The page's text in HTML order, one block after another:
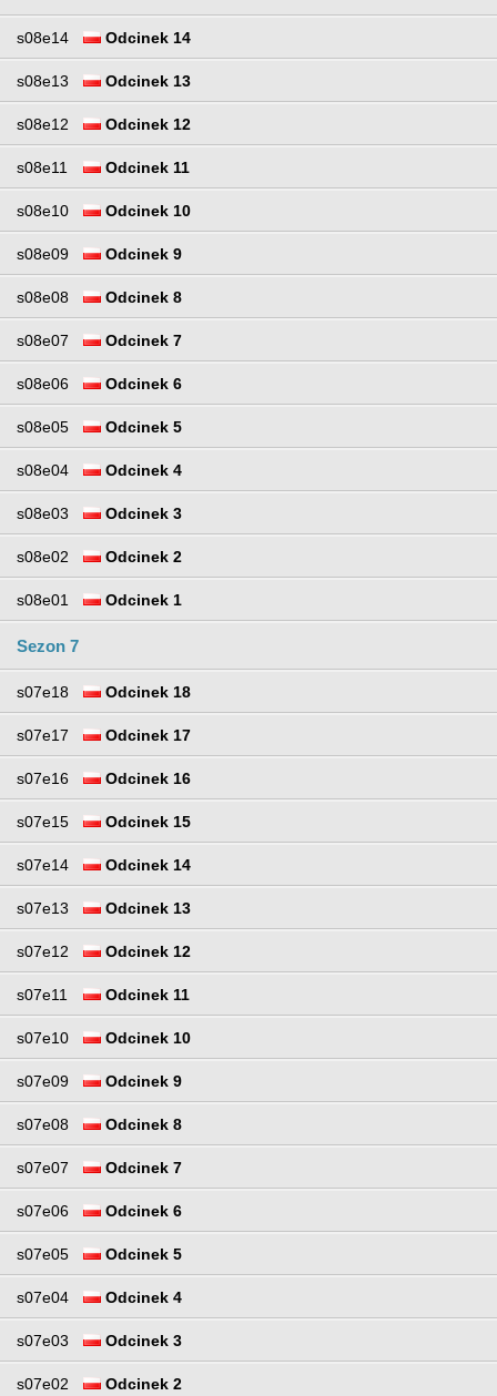
s08e14 Odcinek 14
s08e13 Odcinek 13
s08e12 Odcinek 12
s08e11 Odcinek 11
s08e10 Odcinek 10
s08e09 Odcinek 9
s08e08 Odcinek 8
s08e07 Odcinek 7
s08e06 Odcinek 6
s08e05 Odcinek 5
s08e04 Odcinek 4
s08e03 Odcinek 3
s08e02 Odcinek 2
s08e01 Odcinek 1
Sezon 7
s07e18 Odcinek 18
s07e17 Odcinek 17
s07e16 Odcinek 16
s07e15 Odcinek 15
s07e14 Odcinek 14
s07e13 Odcinek 13
s07e12 Odcinek 12
s07e11 Odcinek 11
s07e10 Odcinek 10
s07e09 Odcinek 9
s07e08 Odcinek 8
s07e07 Odcinek 7
s07e06 Odcinek 6
s07e05 Odcinek 5
s07e04 Odcinek 4
s07e03 Odcinek 3
s07e02 Odcinek 2